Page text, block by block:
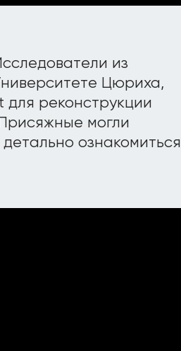
из
Цюриха,
для реконструкции
могли
ознакомиться